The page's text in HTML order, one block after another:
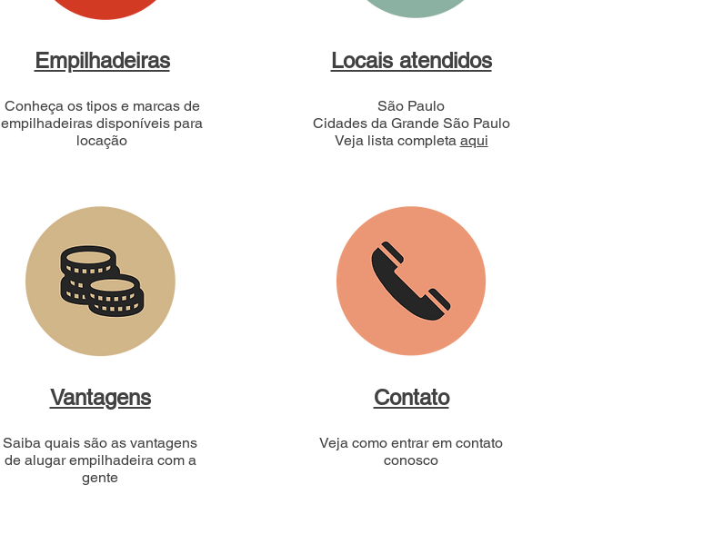
Empilhadeiras
Conheça os tipos e marcas de
empilhadeiras disponíveis para
locação
Locais atendidos
São Paulo
Cidades da Grande São Paulo
Veja lista completa aqui
Vantagens
Saiba quais são as vantagens
de alugar empilhadeira com a
gente
Contato
Veja como entrar em contato
conosco